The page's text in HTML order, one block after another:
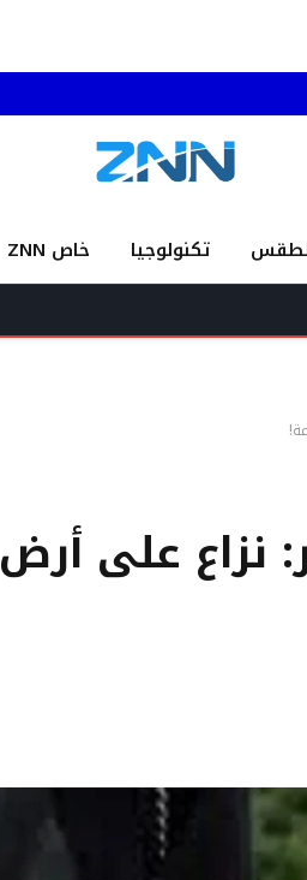
تكنولوجيا خاص ZNN
نزاع على أرض